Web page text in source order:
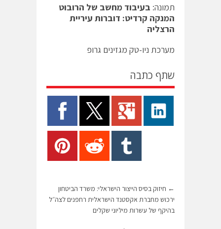
תמונה: בעיבוד מחשב של הרובוט
המנקה קרדיט: דוברות עיריית
הרצליה
מערכת ניו-טק מגזינים גרופ
שתף כתבה
← חיזוק בסיס הייצור הישראלי: משרד הביטחון
ירכוש מחברת אקסטנד הישראלית רחפנים לצה״ל
בהיקף של עשרות מיליוני שקלים